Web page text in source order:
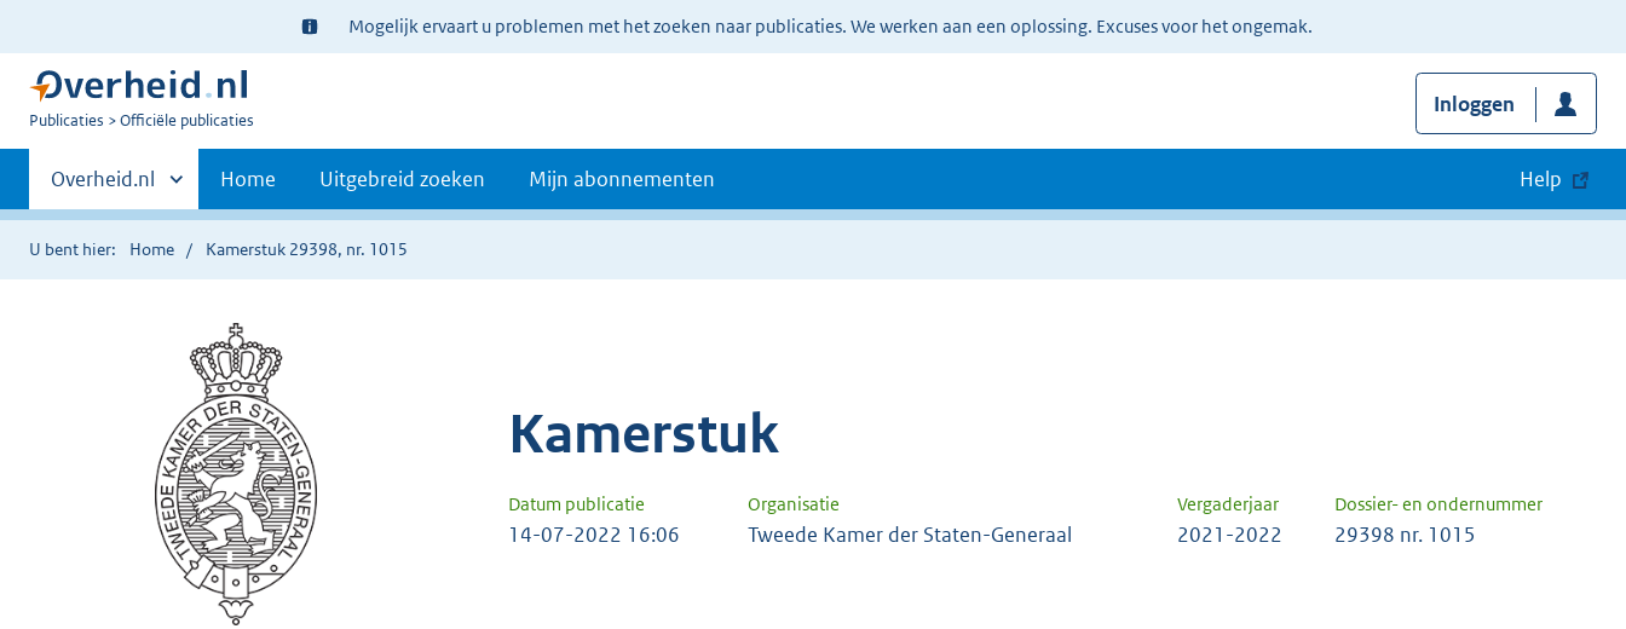
Ter
informatie:
Mogelijk ervaart u problemen met het zoeken naar publicaties. We werken aan een oplossing. Excuses voor het ongemak.
U
Publicaties Officiële publicaties
Inloggen
Primaire
navigatie
Andere
sites
binnen
Overheid.nl Home Uitgebreid zoeken Mijn abonnementen Help
U bent hier: Home Kamerstuk 29398, nr. 1015
Kamerstuk
Datum publicatie Organisatie Vergaderjaar Dossier- en ondernummer
14-07-2022 16:06 Tweede Kamer der Staten-Generaal 2021-2022 29398 nr. 1015